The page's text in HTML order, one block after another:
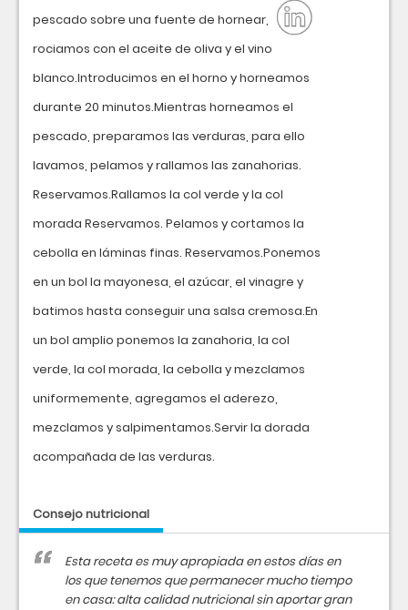
pescado sobre una fuente de hornear,
rociamos con el aceite de oliva y el vino
blanco.Introducimos en el horno y horneamos
durante 20 minutos.Mientras horneamos el
pescado, preparamos las verduras, para ello
lavamos, pelamos y rallamos las zanahorias.
Reservamos.Rallamos la col verde y la col
morada Reservamos. Pelamos y cortamos la
cebolla en láminas finas. Reservamos.Ponemos
en un bol la mayonesa, el azúcar, el vinagre y
batimos hasta conseguir una salsa cremosa.En
un bol amplio ponemos la zanahoria, la col
verde, la col morada, la cebolla y mezclamos
uniformemente, agregamos el aderezo,
mezclamos y salpimentamos.Servir la dorada
acompañada de las verduras.
Consejo nutricional
Esta receta es muy apropiada en estos días en
los que tenemos que permanecer mucho tiempo
en casa: alta calidad nutricional sin aportar gran